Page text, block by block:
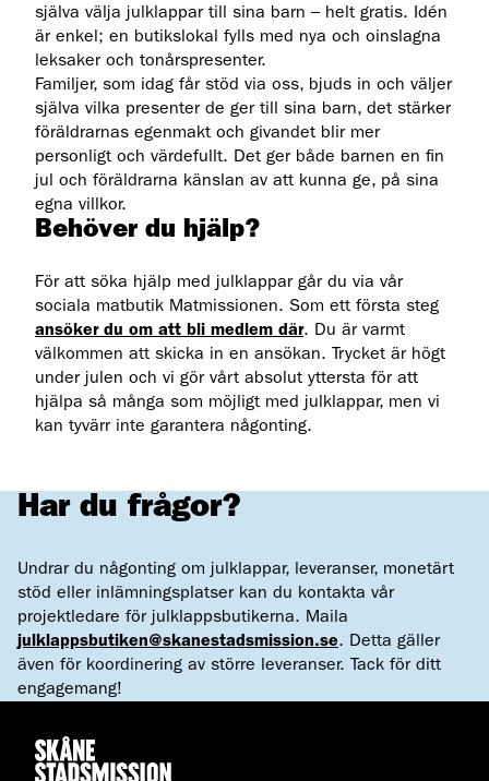
själva välja julklappar till sina barn – helt gratis. Idén
är enkel; en butikslokal fylls med nya och oinslagna
leksaker och tonårspresenter.
Familjer, som idag får stöd via oss, bjuds in och väljer
själva vilka presenter de ger till sina barn, det stärker
föräldrarnas egenmakt och givandet blir mer
personligt och värdefullt. Det ger både barnen en fin
jul och föräldrarna känslan av att kunna ge, på sina
egna villkor.
Behöver du hjälp?
För att söka hjälp med julklappar går du via vår
sociala matbutik Matmissionen. Som ett första steg
ansöker du om att bli medlem där. Du är varmt
välkommen att skicka in en ansökan. Trycket är högt
under julen och vi gör vårt absolut yttersta för att
hjälpa så många som möjligt med julklappar, men vi
kan tyvärr inte garantera någonting.
Har du frågor?
Undrar du någonting om julklappar, leveranser, monetärt
stöd eller inlämningsplatser kan du kontakta vår
projektledare för julklappsbutikerna. Maila
julklappsbutiken@skanestadsmission.se. Detta gäller
även för koordinering av större leveranser. Tack för ditt
engagemang!